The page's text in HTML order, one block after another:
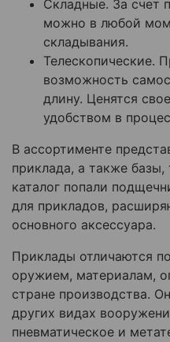
Складные. За счет
можно в любой
складывания.
Телескопические.
возможность
длину. Ценятся
удобством в
В ассортименте
приклада, а также
каталог попали
для прикладов,
основного аксессуара.
Приклады отличаются
оружием, материалам,
стране производства.
других видах
пневматическое и